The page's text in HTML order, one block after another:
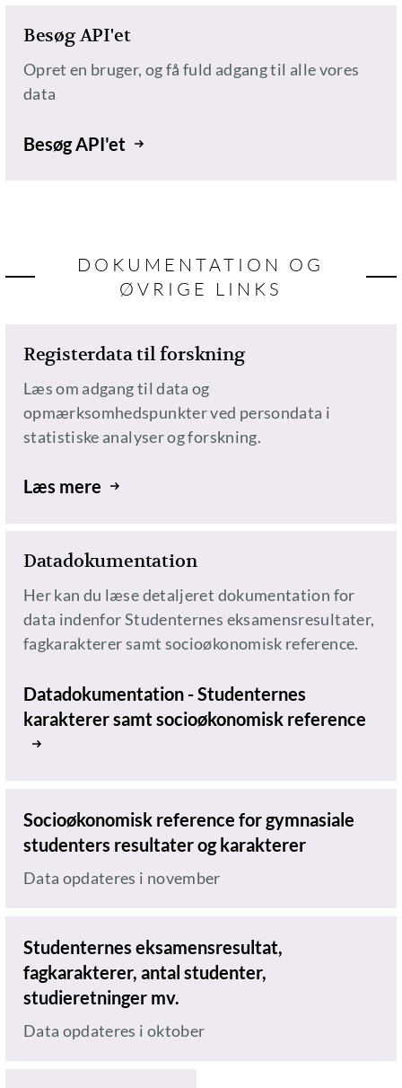
Besøg API'et
Opret en bruger, og få fuld adgang til alle vores
data
Besøg API'et
DOKUMENTATION OG
ØVRIGE LINKS
Registerdata til forskning
Læs om adgang til data og
opmærksomhedspunkter ved persondata i
statistiske analyser og forskning.
Læs mere
Datadokumentation
Her kan du læse detaljeret dokumentation for
data indenfor Studenternes eksamensresultater,
fagkarakterer samt socioøkonomisk reference.
Datadokumentation - Studenternes
karakterer samt socioøkonomisk reference
Socioøkonomisk reference for gymnasiale
studenters resultater og karakterer
Data opdateres i november
Studenternes eksamensresultat,
fagkarakterer, antal studenter,
studieretninger mv.
Data opdateres i oktober